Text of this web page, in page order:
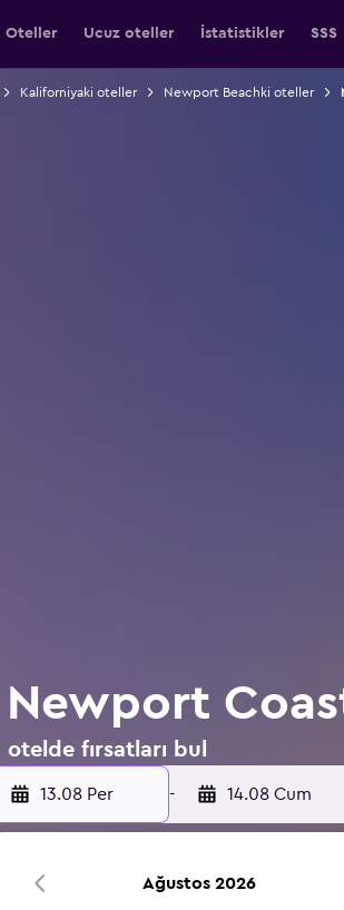
Oteller Ucuz oteller İstatistikler SSS
Kaliforniyaki oteller Newport Beachki oteller
fırsatları bul
13.08 Per - 14.08 Cum
Ağustos 2026